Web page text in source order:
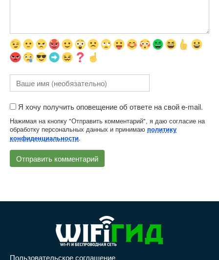
Я хочу получить оповещение об ответе на свой e-mail.
Нажимая на кнопку "Отправить комментарий", я даю согласие на
обработку персональных данных и принимаю политику
конфиденциальности.
Пользовательское соглашение